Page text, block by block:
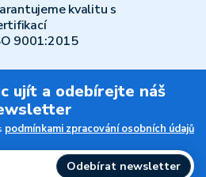
kvalitu s
9001:2015
ujít a odebírejte náš
podmínkami zpracování osobních údajů
Odebírat newsletter